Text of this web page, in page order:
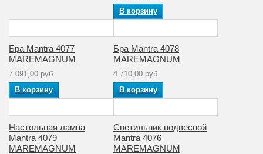
В корзину
Бра Mantra 4077
MAREMAGNUM
7 091,00 руб
В корзину
Бра Mantra 4078
MAREMAGNUM
4 710,00 руб
В корзину
Настольная лампа
Mantra 4079
MAREMAGNUM
Светильник подвесной
Mantra 4076
MAREMAGNUM